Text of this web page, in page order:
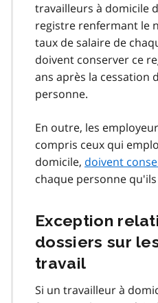
travailleurs à domicile
registre renfermant le
taux de salaire de
doivent conserver ce
ans après la cessation
personne.
En outre, les
compris ceux qui
domicile, doivent
chaque personne
Exception
dossiers sur
travail
Si un travailleur à